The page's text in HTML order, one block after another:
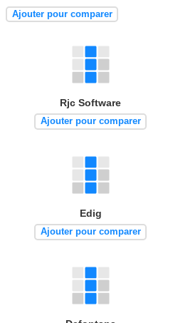
Ajouter pour comparer
Rjc Software
Ajouter pour comparer
Edig
Ajouter pour comparer